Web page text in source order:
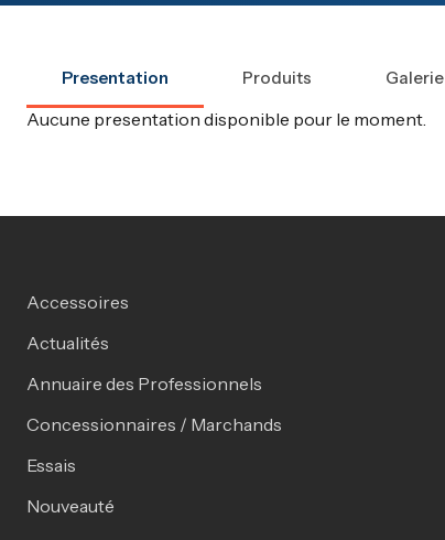
Presentation Produits Galerie
Aucune presentation disponible pour le moment.
Accessoires
Actualités
Annuaire des Professionnels
Concessionnaires / Marchands
Essais
Nouveauté